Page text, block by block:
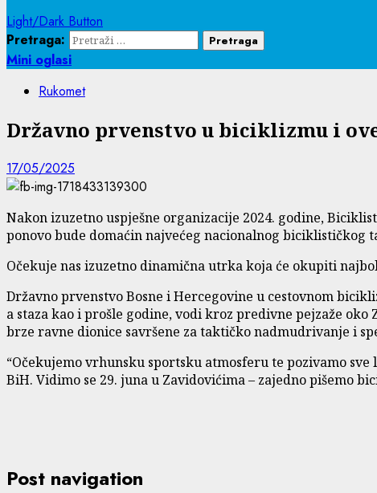
Light/Dark Button
Pretraga:
Mini oglasi
Rukomet
Državno prvenstvo u biciklizmu i
17/05/2025
Nakon izuzetno uspješne organizacije 2024. godine,
ponovo bude domaćin najvećeg nacionalnog biciklističkog
Očekuje nas izuzetno dinamična utrka koja će okupiti
Državno prvenstvo Bosne i Hercegovine u cestovnom
a staza kao i prošle godine, vodi kroz predivne pejzaže
brze ravne dionice savršene za taktičko nadmudrivanje i
“Očekujemo vrhunsku sportsku atmosferu te pozivamo
BiH. Vidimo se 29. juna u Zavidovićima – zajedno pišemo
Post navigation